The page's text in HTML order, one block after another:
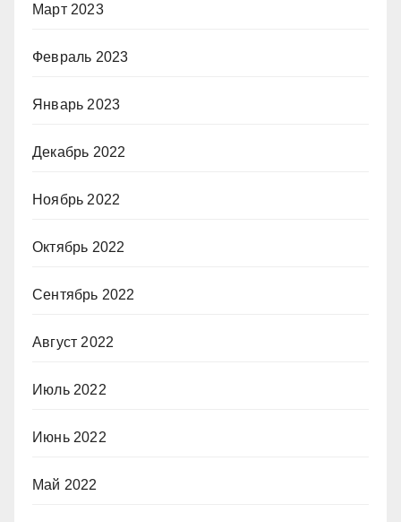
Март 2023
Февраль 2023
Январь 2023
Декабрь 2022
Ноябрь 2022
Октябрь 2022
Сентябрь 2022
Август 2022
Июль 2022
Июнь 2022
Май 2022